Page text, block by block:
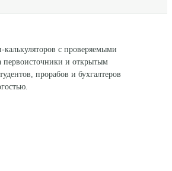
калькуляторов с проверяемыми
и открытым
прорабов и бухгалтеров